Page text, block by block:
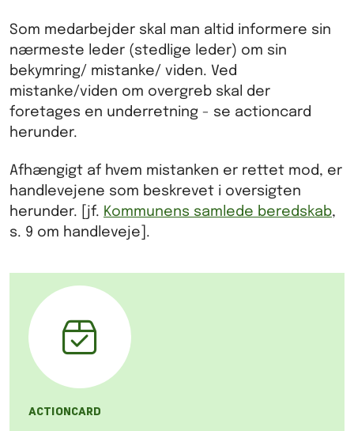
Som medarbejder skal man altid informere sin
nærmeste leder (stedlige leder) om sin
bekymring/ mistanke/ viden. Ved
mistanke/viden om overgreb skal der
foretages en underretning - se actioncard
herunder.
Afhængigt af hvem mistanken er rettet mod, er
handlevejene som beskrevet i oversigten
herunder. [jf. Kommunens samlede beredskab,
s. 9 om handleveje].
ACTIONCARD